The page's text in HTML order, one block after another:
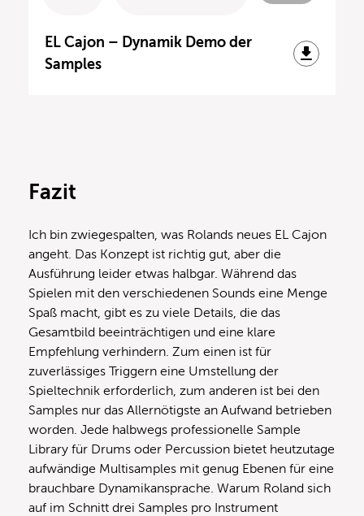
EL Cajon – Dynamik Demo der
Samples
Fazit
Ich bin zwiegespalten, was Rolands neues EL Cajon
angeht. Das Konzept ist richtig gut, aber die
Ausführung leider etwas halbgar. Während das
Spielen mit den verschiedenen Sounds eine Menge
Spaß macht, gibt es zu viele Details, die das
Gesamtbild beeinträchtigen und eine klare
Empfehlung verhindern. Zum einen ist für
zuverlässiges Triggern eine Umstellung der
Spieltechnik erforderlich, zum anderen ist bei den
Samples nur das Allernötigste an Aufwand betrieben
worden. Jede halbwegs professionelle Sample
Library für Drums oder Percussion bietet heutzutage
aufwändige Multisamples mit genug Ebenen für eine
brauchbare Dynamikansprache. Warum Roland sich
auf im Schnitt drei Samples pro Instrument